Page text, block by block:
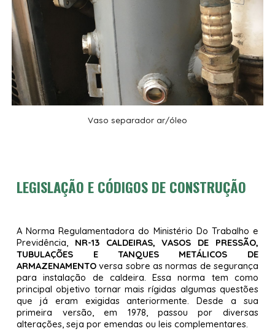
Vaso separador ar/óleo
LEGISLAÇÃO E CÓDIGOS DE CONSTRUÇÃO
A Norma Regulamentadora do Ministério Do Trabalho e
Previdência,
NR-13 CALDEIRAS, VASOS DE PRESSÃO,
TUBULAÇÕES E TANQUES METÁLICOS DE
ARMAZENAMENTO versa sobre as normas de segurança
para instalação de caldeira. Essa norma tem como
principal objetivo tornar mais rígidas algumas questões
que já eram exigidas anteriormente. Desde a sua
primeira versão, em 1978, passou por diversas
alterações, seja por emendas ou leis complementares.